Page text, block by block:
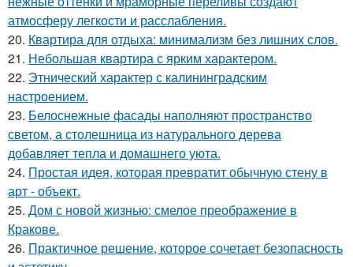
атмосферу легкости и расслабления.
20. Квартира для отдыха: минимализм без лишних слов.
21. Небольшая квартира с ярким характером.
22. Этнический характер с калининградским
настроением.
23. Белоснежные фасады наполняют пространство
светом, а столешница из натурального дерева
добавляет тепла и домашнего уюта.
24. Простая идея, которая превратит обычную стену в
арт - объект.
25. Дом с новой жизнью: смелое преображение в
Кракове.
26. Практичное решение, которое сочетает безопасность